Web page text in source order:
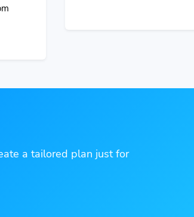
a tailored plan just for